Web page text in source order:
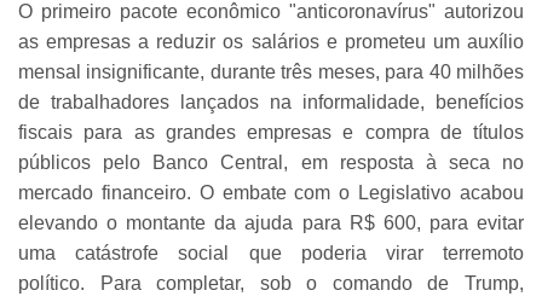
O primeiro pacote econômico "anticoronavírus" autorizou
as empresas a reduzir os salários e prometeu um auxílio
mensal insignificante, durante três meses, para 40 milhões
de trabalhadores lançados na informalidade, benefícios
fiscais para as grandes empresas e compra de títulos
públicos pelo Banco Central, em resposta à seca no
mercado financeiro. O embate com o Legislativo acabou
elevando o montante da ajuda para R$ 600, para evitar
uma catástrofe social que poderia virar terremoto
político. Para completar, sob o comando de Trump,